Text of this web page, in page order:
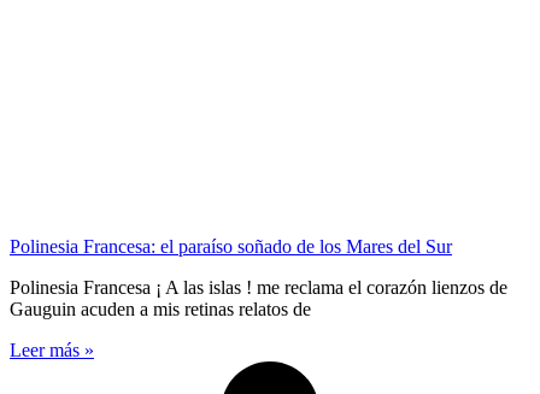
Polinesia Francesa: el paraíso soñado de los Mares del Sur
Polinesia Francesa ¡ A las islas ! me reclama el corazón lienzos de
Gauguin acuden a mis retinas relatos de
Leer más »